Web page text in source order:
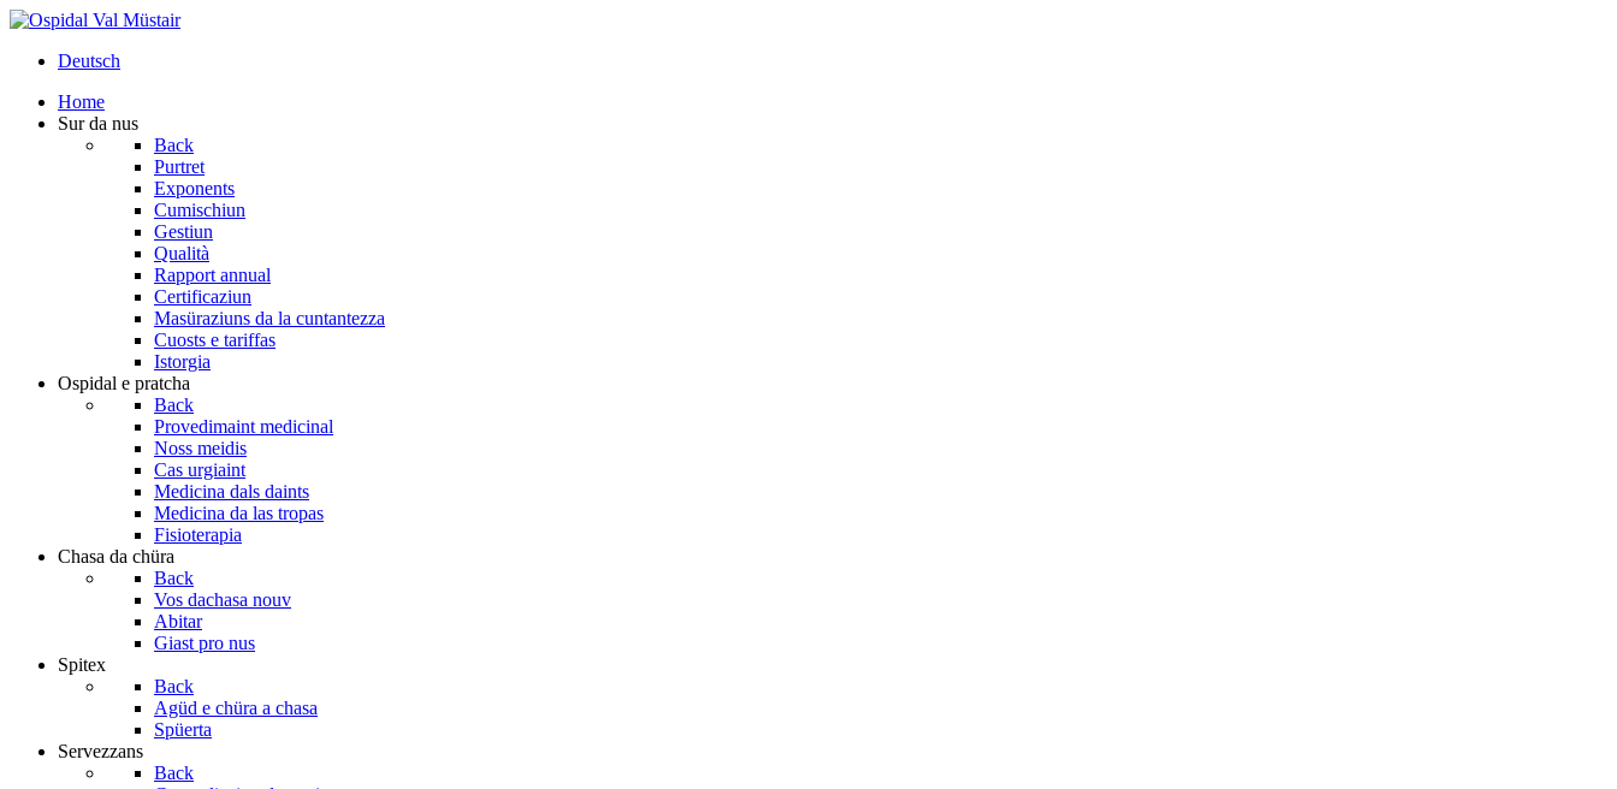
Deutsch
Home
Sur da nus
Back
Purtret
Exponents
Cumischiun
Gestiun
Qualità
Rapport annual
Certificaziun
Masüraziuns da la cuntantezza
Cuosts e tariffas
Istorgia
Ospidal e pratcha
Back
Provedimaint medicinal
Noss meidis
Cas urgiaint
Medicina dals daints
Medicina da las tropas
Fisioterapia
Chasa da chüra
Back
Vos dachasa nouv
Abitar
Giast pro nus
Spitex
Back
Agüd e chüra a chasa
Spüerta
Servezzans
Back